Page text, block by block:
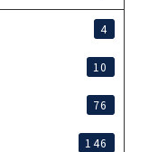
4
10
76
146